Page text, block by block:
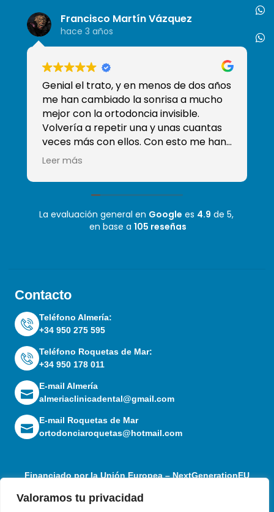
Valoramos tu privacidad
Contacto
Teléfono Almería:
+34 950 275 595
Teléfono Roquetas de Mar:
+34 950 178 011
E-mail Almería
almeriaclinicadental@gmail.com
E-mail Roquetas de Mar
ortodonciaroquetas@hotmail.com
Francisco Martín Vázquez
hace 3 años
Genial el trato, y en menos de dos años
me han cambiado la sonrisa a mucho
mejor con la ortodoncia invisible.
Volvería a repetir una y unas cuantas
veces más con ellos. Con esto me han
ganado y han conseguido que sea mi
tengo a Moha que es el mejor
odontólogo que he tenido! Mil gracias
Leer más
La evaluación general en Google es 4.9 de 5,
en base a 105 reseñas
Financiado por la Unión Europea – NextGenerationEU